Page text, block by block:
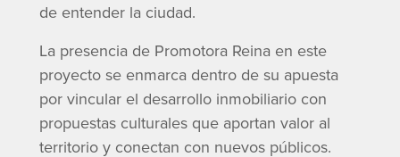
de entender la ciudad.
La presencia de Promotora Reina en este
proyecto se enmarca dentro de su apuesta
por vincular el desarrollo inmobiliario con
propuestas culturales que aportan valor al
territorio y conectan con nuevos públicos.